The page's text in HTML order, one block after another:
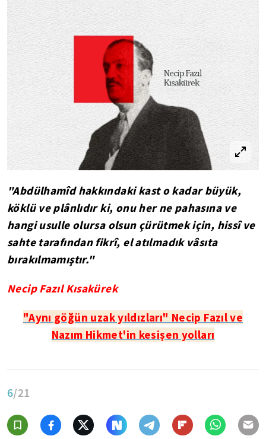
"Abdülhamîd hakkındaki kast o kadar büyük,
köklü ve plânlıdır ki, onu her ne pahasına ve
hangi usulle olursa olsun çürütmek için, hissî ve
sahte tarafından fikrî, el atılmadık vâsıta
bırakılmamıştır."
Necip Fazıl Kısakürek
"Aynı göğün uzak yıldızları" Necip Fazıl ve
Nazım Hikmet'in kesişen yolları
6/21